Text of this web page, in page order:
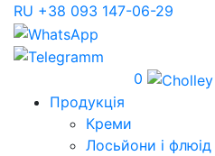
RU +38 093 147-06-29
0
Продукція
Креми
Лосьйони і флюід